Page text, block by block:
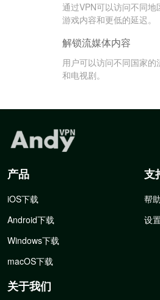
通过VPN可以访问不同
游戏内容和更低的延迟。
解锁流媒体内容
用户可以访问不同国家
和电视剧。
产品
iOS下载
Android下载
Windows下载
macOS下载
支
帮
设
关于我们